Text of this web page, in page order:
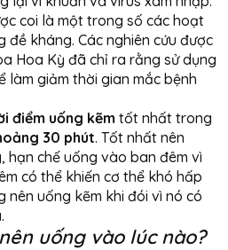
coi là một trong số các hoạt
kháng. Các nghiên cứu được
Hoa Kỳ đã chỉ ra rằng sử dụng
làm giảm thời gian mắc bệnh
điểm uống kẽm tốt nhất trong
30 phút. Tốt nhất nên
hạn chế uống vào ban đêm vì
có thể khiến cơ thể khó hấp
nên uống kẽm khi đói vì nó có
uống vào lúc nào?